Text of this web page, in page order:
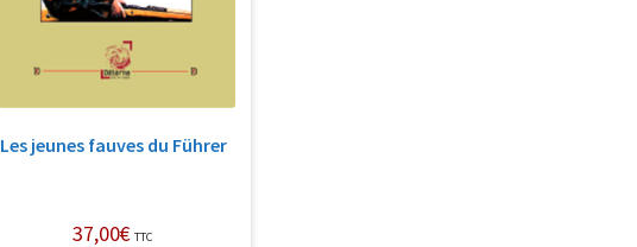
Les jeunes fauves du Führer
37,00€ TTC